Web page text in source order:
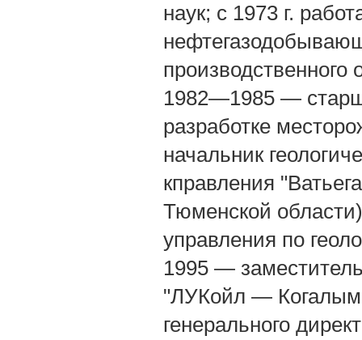
наук; с 1973 г.
1982—1985 —
разработке
начальник
кправления
Тюменской
управления по
1995 —
"ЛУКойл —
генерального